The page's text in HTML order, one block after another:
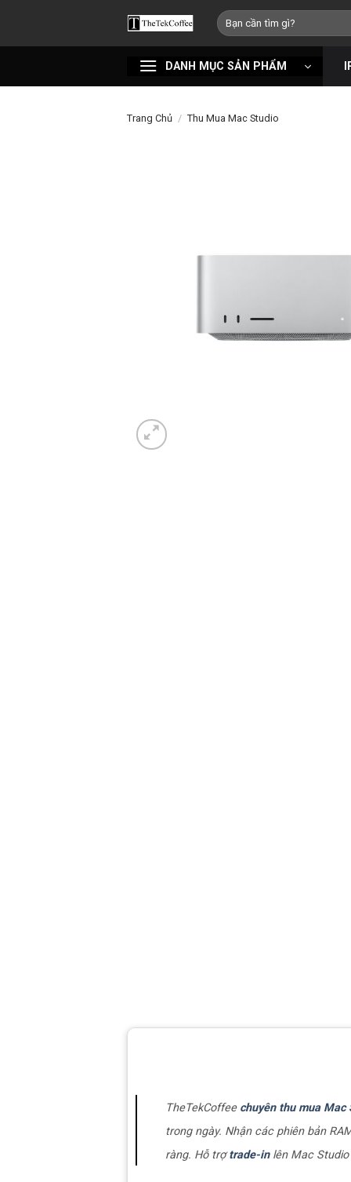
nội
Tìm
kiếm:
DANH MỤC SẢN PHẨM
Trang Chủ / Thu Mua Mac Studio
TheTekCoffee chuyên thu mua Mac
trong ngày. Nhận các phiên bản
ràng. Hỗ trợtrade-inlên Mac Studio